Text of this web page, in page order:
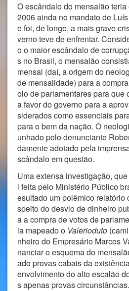
O escândalo do mensalão
2006 ainda no mandato de
e foi, de longe, a mais grave
verno teve de enfrentar.
o o maior escândalo de
s no Brasil, o mensalão
mensal (daí, a origem do
de mensalidade) para a
oio de parlamentares para que
a favor do governo para a
siderados como essenciais
para o bem da nação. O
unhado pelo denunciante
damente adotado pela
scândalo em questão.
Uma extensa investigação,
i feita pelo Ministério Público
esultado um polêmico relatório
speito do desvio de dinheiro
a a compra de votos de
ia mapeado o Valerioduto
nheiro do Empresário Marcos
nanciar o esquema do
ado provas cabais da
envolvimento do alto escalão
s apenas provas circunstâncias.